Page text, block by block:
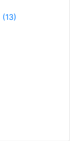
(13)